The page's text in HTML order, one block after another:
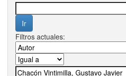
Filtros actuales: